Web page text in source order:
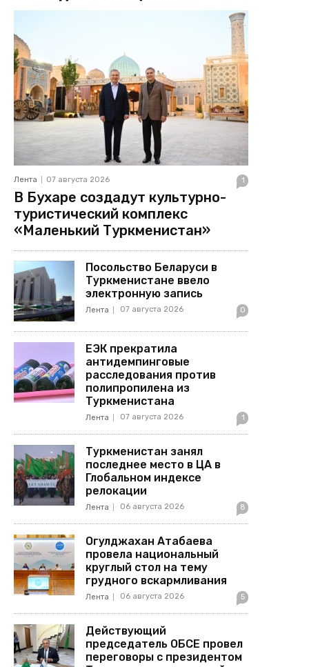
Лента 07 августа 2026 1
В Бухаре создадут культурно-
туристический комплекс
«Маленький Туркменистан»
Посольство Беларуси в
Туркменистане ввело
электронную запись
Лента 07 августа 2026 0
ЕЭК прекратила
антидемпинговые
расследования против
полипропилена из
Туркменистана
Лента 07 августа 2026 1
Туркменистан занял
последнее место в ЦА в
Глобальном индексе
релокации
Лента 06 августа 2026 8
Огулджахан Атабаева
провела национальный
круглый стол на тему
грудного вскармливания
Лента 06 августа 2026 5
Действующий
председатель ОБСЕ провел
переговоры с президентом